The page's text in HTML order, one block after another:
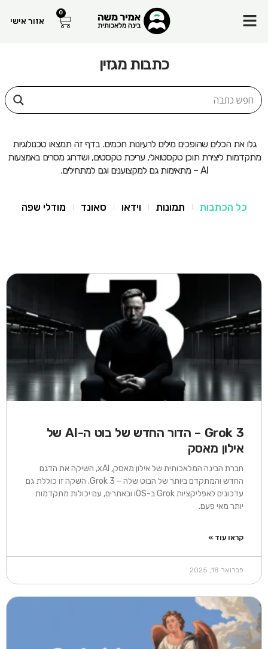
Menu
0עגלת
קניות
אזור אישי
כתבות מגזין
גלו את הכלים שהופכים מילים לרעיונות חכמים. בדף זה תמצאו טכנולוגיות
מתקדמות ליצירת תוכן טקסטואלי, עריכת טקסטים, ושדרוג מסרים באמצעות
AI – מתאימות גם למקצוענים וגם למתחילים.
כל הכתבות תמונות וידאו סאונד מודלי שפה
Grok 3 – הדור החדש של בוט ה-AI של
אילון מאסק
חברת הבינה המלאכותית של אילון מאסק, xAI, השיקה את הדגם
החדש והמתקדם ביותר של הבוט שלה – Grok 3. השקה זו כוללת גם
עדכונים לאפליקציות Grok ב-iOS ובאתרים, עם יכולות מתקדמות
יותר מאי פעם.
קראו עוד »
פברואר 18, 2025
עמוד עמודעמודעמוד עמוד עמוד עמוד עמוד עמוד עמוד עמוד עמוד